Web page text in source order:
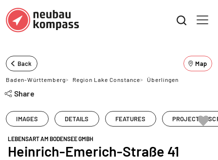
Back Map
Baden-Württemberg> Region Lake Constance> Überlingen
Share
IMAGES DETAILS FEATURES PROJECT
LEBENSART AM BODENSEE GMBH
Heinrich-Emerich-Straße 41